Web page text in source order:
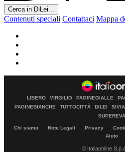
Cerca in DiLei...
Contenuti speciali Contattaci Mappa
LIBERO VIRGILIO PAGINEGIALLE
PAGINEBIANCHE
TUTTOCITTÀ DILEI
SUPEREVA
Chi siamo Note Legali Privacy
Aiuto
© Italiaonline